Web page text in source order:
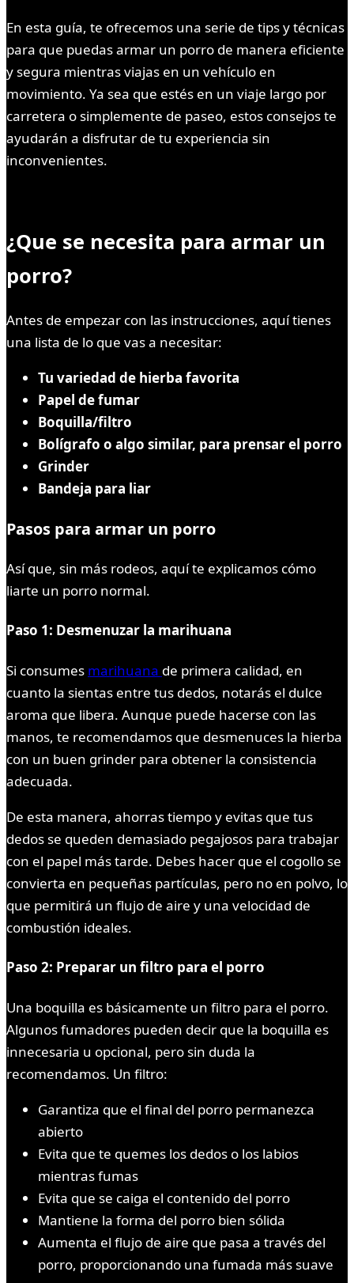
En esta guía, te ofrecemos una serie de tips y técnicas
para que puedas armar un porro de manera eficiente
y segura mientras viajas en un vehículo en
movimiento. Ya sea que estés en un viaje largo por
carretera o simplemente de paseo, estos consejos te
ayudarán a disfrutar de tu experiencia sin
inconvenientes.
¿Que se necesita para armar un
porro?
Antes de empezar con las instrucciones, aquí tienes
una lista de lo que vas a necesitar:
Tu variedad de hierba favorita
Papel de fumar
Boquilla/filtro
Bolígrafo o algo similar, para prensar el porro
Grinder
Bandeja para liar
Pasos para armar un porro
Así que, sin más rodeos, aquí te explicamos cómo
liarte un porro normal.
Paso 1: Desmenuzar la marihuana
Si consumes marihuana de primera calidad, en
cuanto la sientas entre tus dedos, notarás el dulce
aroma que libera. Aunque puede hacerse con las
manos, te recomendamos que desmenuces la hierba
con un buen grinder para obtener la consistencia
adecuada.
De esta manera, ahorras tiempo y evitas que tus
dedos se queden demasiado pegajosos para trabajar
con el papel más tarde. Debes hacer que el cogollo se
convierta en pequeñas partículas, pero no en polvo, lo
que permitirá un flujo de aire y una velocidad de
combustión ideales.
Paso 2: Preparar un filtro para el porro
Una boquilla es básicamente un filtro para el porro.
Algunos fumadores pueden decir que la boquilla es
innecesaria u opcional, pero sin duda la
recomendamos. Un filtro:
Garantiza que el final del porro permanezca
abierto
Evita que te quemes los dedos o los labios
mientras fumas
Evita que se caiga el contenido del porro
Mantiene la forma del porro bien sólida
Aumenta el flujo de aire que pasa a través del
porro, proporcionando una fumada más suave